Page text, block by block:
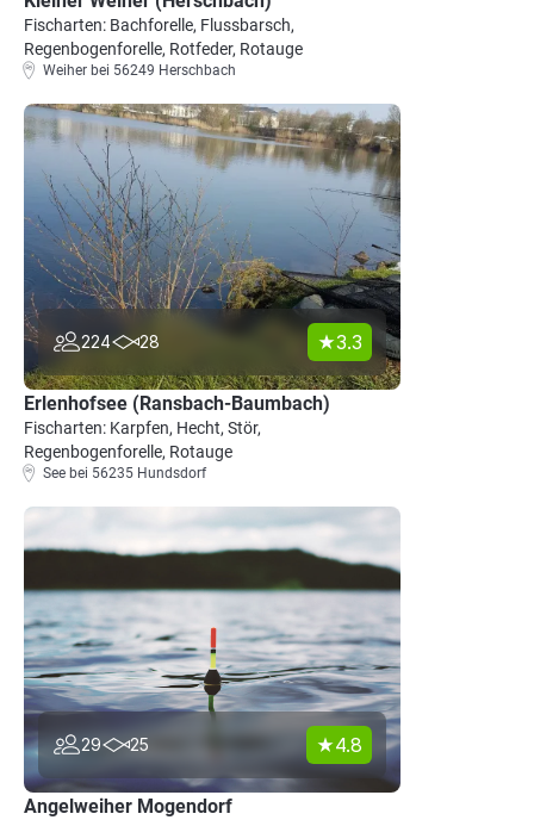
Fischarten: Bachforelle, Flussbarsch,
Regenbogenforelle, Rotfeder, Rotauge
Weiher bei 56249 Herschbach
224 28 3.3
Erlenhofsee (Ransbach-Baumbach)
Fischarten: Karpfen, Hecht, Stör,
Regenbogenforelle, Rotauge
See bei 56235 Hundsdorf
29 25 4.8
Angelweiher Mogendorf